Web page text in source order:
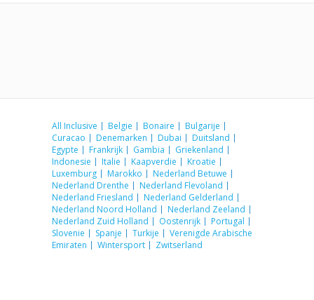
All Inclusive Belgie Bonaire
Bulgarije
Curacao
Denemarken Dubai
Duitsland
Egypte
Frankrijk Gambia
Griekenland
Indonesie
Italie Kaapverdie
Kroatie
Luxemburg
Marokko
Nederland Betuwe
Nederland Drenthe
Nederland Flevoland
Nederland Friesland
Nederland Gelderland
Nederland Noord Holland
Nederland Zeeland
Nederland Zuid Holland
Oostenrijk
Portugal
Slovenie
Spanje Turkije
Verenigde Arabische
Emiraten
Wintersport Zwitserland